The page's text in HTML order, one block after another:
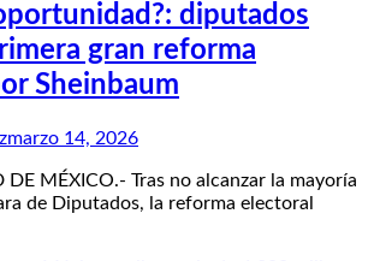
diputados
gran reforma
Sheinbaum
marzo 14, 2026
MÉXICO.- Tras no alcanzar la mayoría
de Diputados, la reforma electoral